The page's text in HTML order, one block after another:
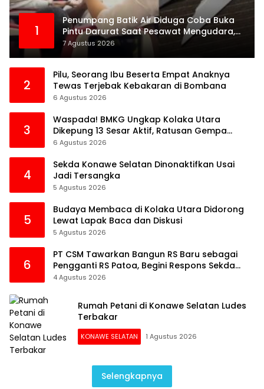
1
Penumpang Batik Air Diduga Coba Buka
Pintu Darurat Saat Pesawat Mengudara,
Kepanikan Pecah di Dalam Kabin
7 Agustus 2026
2
Pilu, Seorang Ibu Beserta Empat Anaknya
Tewas Terjebak Kebakaran di Bombana
6 Agustus 2026
3
Waspada! BMKG Ungkap Kolaka Utara
Dikepung 13 Sesar Aktif, Ratusan Gempa
Sudah Terekam
6 Agustus 2026
4
Sekda Konawe Selatan Dinonaktifkan Usai
Jadi Tersangka
5 Agustus 2026
5
Budaya Membaca di Kolaka Utara Didorong
Lewat Lapak Baca dan Diskusi
5 Agustus 2026
6
PT CSM Tawarkan Bangun RS Baru sebagai
Pengganti RS Patoa, Begini Respons Sekda
Kolut
4 Agustus 2026
Rumah Petani di Konawe Selatan Ludes
Terbakar
KONAWE SELATAN 1 Agustus 2026
Selengkapnya